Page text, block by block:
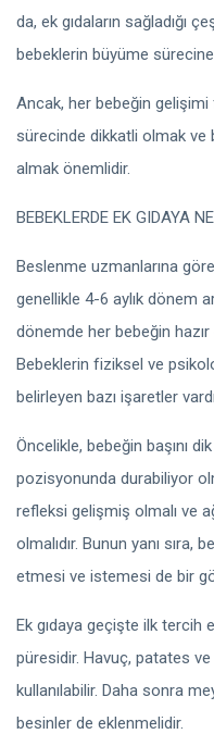
da, ek gıdaların sağladığı
bebeklerin büyüme sürecine
Ancak, her bebeğin gelişimi
sürecinde dikkatli olmak ve
almak önemlidir.
BEBEKLERDE EK GIDAYA
Beslenme uzmanlarına
genellikle 4-6 aylık dönem
dönemde her bebeğin
Bebeklerin fiziksel ve
belirleyen bazı işaretler
Öncelikle, bebeğin başını
pozisyonunda durabiliyor
refleksi gelişmiş olmalı ve
olmalıdır. Bunun yanı sıra,
etmesi ve istemesi de bir
Ek gıdaya geçişte ilk tercih
püresidir. Havuç, patates
kullanılabilir. Daha sonra
besinler de eklenmelidir.